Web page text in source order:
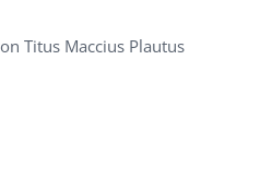
Titus Maccius Plautus